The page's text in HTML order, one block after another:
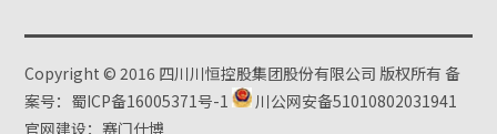
Copyright © 2016 四川川恒控股集团股份有限公司 版权所有备
案号：蜀ICP备16005371号-1
川公网安备51010802031941
官网建设：赛门仕博